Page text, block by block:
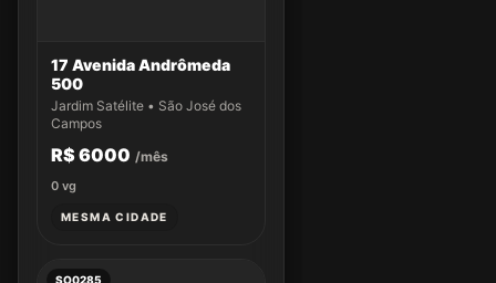
17 Avenida Andrômeda
500
Jardim Satélite • São José dos
Campos
R$ 6000 /mês
0 vg
MESMA CIDADE
SO0285